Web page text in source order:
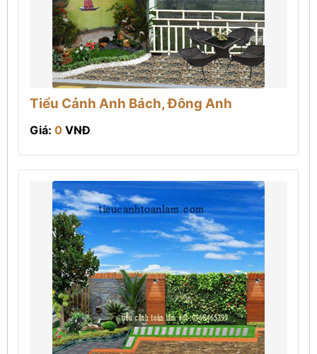
Tiểu Cảnh Anh Bách, Đông Anh
Giá: 0 VNĐ